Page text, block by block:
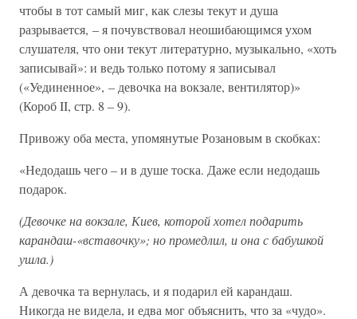
чтобы в тот самый миг, как слезы текут и душа
разрывается, – я почувствовал неошибающимся ухом
слушателя, что они текут литературно, музыкально, «хоть
записывай»: и ведь только потому я записывал
(«Уединенное», – девочка на вокзале, вентилятор)»
(Короб II, стр. 8 – 9).
Привожу оба места, упомянутые Розановым в скобках:
«Недодашь чего – и в душе тоска. Даже если недодашь
подарок.
(Девочке на вокзале, Киев, которой хотел подарить
карандаш-«вставочку»; но промедлил, и она с бабушкой
ушла.)
А девочка та вернулась, и я подарил ей карандаш.
Никогда не видела, и едва мог объяснить, что за «чудо».